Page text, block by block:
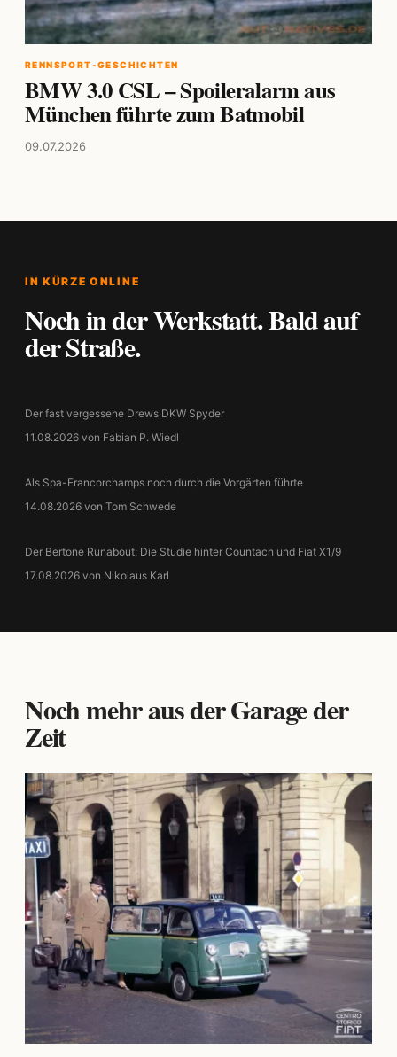
RENNSPORT-GESCHICHTEN
BMW 3.0 CSL – Spoileralarm aus
München führte zum Batmobil
09.07.2026
IN KÜRZE ONLINE
Noch in der Werkstatt. Bald auf
der Straße.
Der fast vergessene Drews DKW Spyder
11.08.2026 von Fabian P. Wiedl
Als Spa-Francorchamps noch durch die Vorgärten führte
14.08.2026 von Tom Schwede
Der Bertone Runabout: Die Studie hinter Countach und Fiat X1/9
17.08.2026 von Nikolaus Karl
Noch mehr aus der Garage der
Zeit